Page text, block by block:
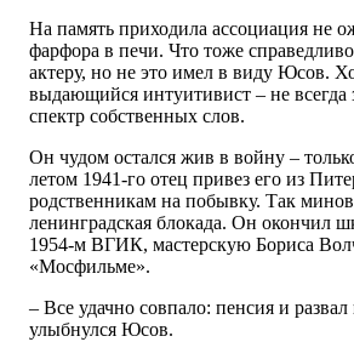
На память приходила ассоциация не
фарфора в печи. Что тоже
актеру, но не это имел в виду Юсов.
выдающийся интуитивист – не всегда
спектр собственных слов.
Он чудом остался жив в войну –
летом 1941-го отец привез его из
родственникам на побывку. Так
ленинградская блокада. Он окончил
1954-м ВГИК, мастерскую Бориса
«Мосфильме».
– Все удачно совпало: пенсия и
улыбнулся Юсов.